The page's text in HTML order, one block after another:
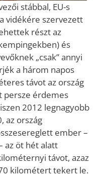
stábbal, EU-s
vidékére szervezett
részt az
és
„csak” annyi
a három napos
távot az ország
persze érdemes
2012 legnagyobb
az ország
ember –
az öt hét alatt
távot, azaz
kilométert tekert le.